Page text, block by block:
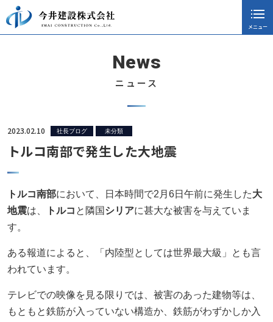
メニュー
閉じる
施工実績
ニュース
社長ブログ
CSR活動
現場レポート
News
ニュース
2023.02.10 社長ブログ 未分類
トルコ南部で発生した大地震
トルコ南部において、日本時間で2月6日午前に発生した大
地震は、 トルコ と隣国 シリアに甚大な被害を与えていま
す。
ある報道によると、「内陸型としては世界最大級」とも言
われています。
テレビでの映像を見る限りでは、被害のあった建物等は、
もともと鉄筋が入っていない構造か、鉄筋がわずかしか入